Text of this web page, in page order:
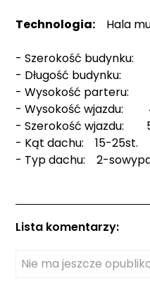
Technologia: Hala
- Szerokość budynku:
- Długość budynku:
- Wysokość
- Wysokość wjazdu:
- Szerokość wjazdu:
- Kąt dachu: 15-25st.
- Typ dachu: 2-
Lista komentarzy:
Nie ma jeszcze